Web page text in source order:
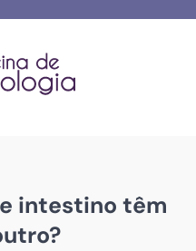
intestino têm